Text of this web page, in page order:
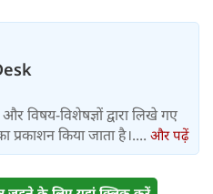
विषय-विशेषज्ञों द्वारा लिखे गए
किया जाता है।.... और पढ़ें